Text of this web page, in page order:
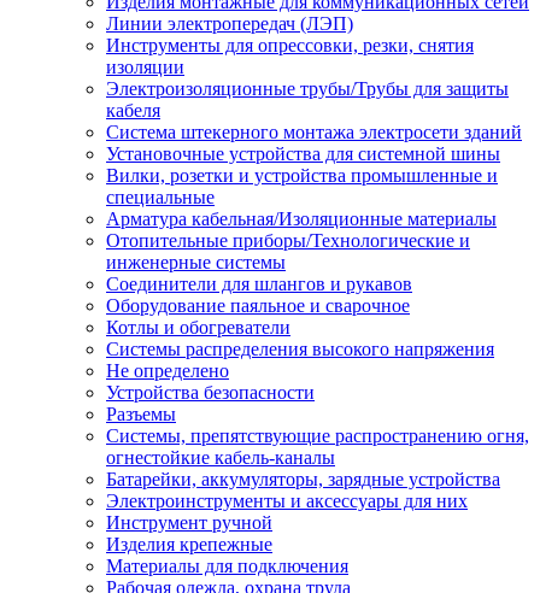
Линии электропередач (ЛЭП)
Инструменты для опрессовки, резки, снятия
изоляции
Электроизоляционные трубы/Трубы для защиты
кабеля
Система штекерного монтажа электросети зданий
Установочные устройства для системной шины
Вилки, розетки и устройства промышленные и
специальные
Арматура кабельная/Изоляционные материалы
Отопительные приборы/Технологические и
инженерные системы
Соединители для шлангов и рукавов
Оборудование паяльное и сварочное
Котлы и обогреватели
Системы распределения высокого напряжения
Не определено
Устройства безопасности
Разъемы
Системы, препятствующие распространению огня,
огнестойкие кабель-каналы
Батарейки, аккумуляторы, зарядные устройства
Электроинструменты и аксессуары для них
Инструмент ручной
Изделия крепежные
Материалы для подключения
Рабочая одежда, охрана труда